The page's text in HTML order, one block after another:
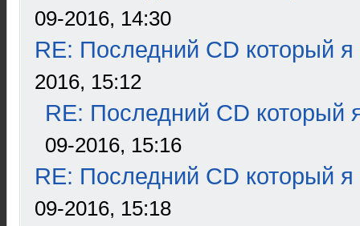
09-2016, 14:30
RE: Последний CD который я
2016, 15:12
RE: Последний CD который
09-2016, 15:16
RE: Последний CD который я
09-2016, 15:18